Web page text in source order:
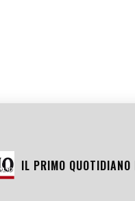
IL PRIMO QUOTIDIANO